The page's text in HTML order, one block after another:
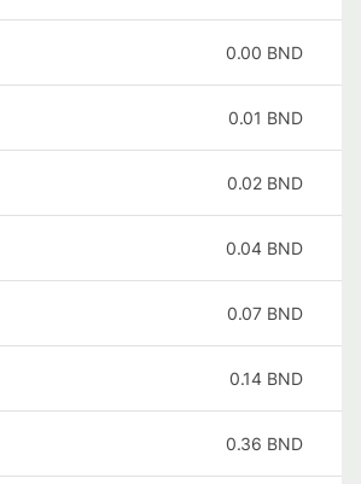
0.00 BND
0.01 BND
0.02 BND
0.04 BND
0.07 BND
0.14 BND
0.36 BND